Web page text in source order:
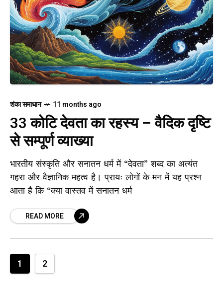
शंका समाधान 11 months ago
33 कोटि देवता का रहस्य – वैदिक दृष्टि
से सम्पूर्ण व्याख्या
भारतीय संस्कृति और सनातन धर्म में “देवता” शब्द का अत्यंत
गहरा और वैज्ञानिक महत्व है। प्रायः लोगों के मन में यह प्रश्न
आता है कि “क्या वास्तव में सनातन धर्म
READ MORE
1 2